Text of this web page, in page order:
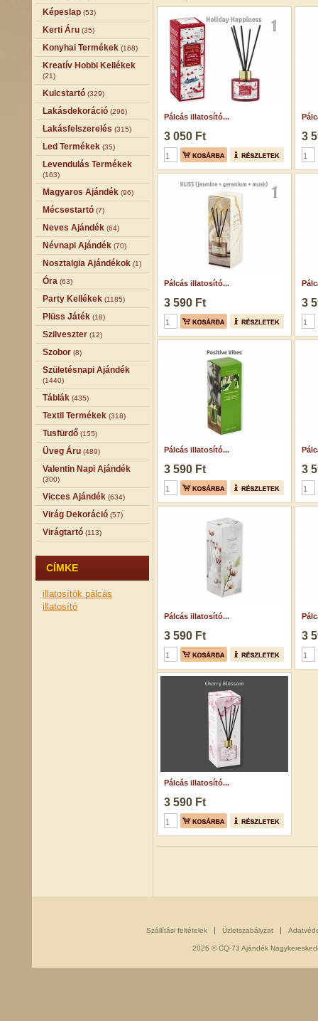
Képeslap (53)
Kerti Áru (35)
Konyhai Termékek (168)
Kreatív Hobbi Kellékek
(21)
Kulcstartó (329)
Lakásdekoráció (296)
Lakásfelszerelés (315)
Led Termékek (35)
Levendulás Termékek
(163)
Magyaros Ajándék (96)
Mécsestartó (7)
Neves Ajándék (64)
Névnapi Ajándék (70)
Nosztalgia Ajándékok (1)
Óra (63)
Party Kellékek (1185)
Plüss Játék (18)
Szilveszter (12)
Szobor (8)
Születésnapi Ajándék
(1440)
Táblák (435)
Textil Termékek (318)
Tusfürdő (155)
Üveg Áru (489)
Valentin Napi Ajándék
(300)
Vicces Ajándék (634)
Virág Dekoráció (57)
Virágtartó (113)
CÍMKE
illatosítók pálcás
illatosító
Pálcás illatosító...
3 050 Ft 3
Pálcás illatosító...
3 590 Ft 3
Pálcás illatosító...
3 590 Ft 3
Pálcás illatosító...
3 590 Ft 3
Pálcás illatosító...
3 590 Ft
Szállítási feltételek Üzletszabályzat
2026 © CQ-73 Ajándék